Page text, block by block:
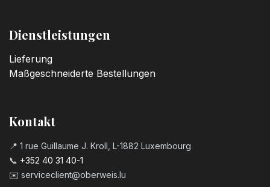
Dienstleistungen
Lieferung
Maßgeschneiderte Bestellungen
Kontakt
📍 1 rue Guillaume J. Kroll, L-1882 Luxembourg
📞 +352 40 31 40-1
✉️ serviceclient@oberweis.lu